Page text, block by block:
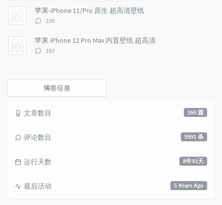
e
s
s
数：
苹果-iPhone 11/Pro 原生 超高清壁纸
评
数：
239
苹果 iPhone 12 Pro Max 内置壁纸 超高清
评
183
博客信息
160 篇
文章数目
5991 条
评论数目
8年93天
运行天数
5 Years Ago
最后活动